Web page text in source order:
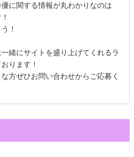
に関する情報が丸わかりなのは
！
一緒にサイトを盛り上げてくれるラ
ります！
方ぜひお問い合わせからご応募く